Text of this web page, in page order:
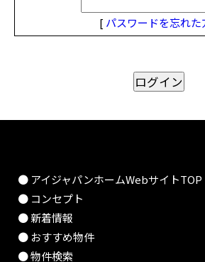
[ パスワードを忘れた
● アイジャパンホームWebサイトTOP
● コンセプト
● 新着情報
● おすすめ物件
● 物件検索